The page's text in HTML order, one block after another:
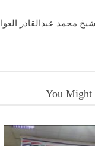
محمد عبدالقادر
You